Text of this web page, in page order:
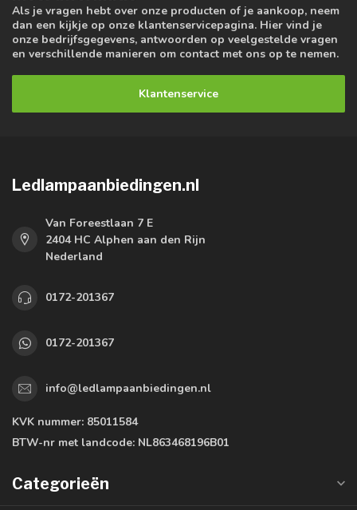
Als je vragen hebt over onze producten of je aankoop, neem
dan een kijkje op onze klantenservicepagina. Hier vind je
onze bedrijfsgegevens, antwoorden op veelgestelde vragen
en verschillende manieren om contact met ons op te nemen.
Klantenservice
Ledlampaanbiedingen.nl
Van Foreestlaan 7 E
2404 HC Alphen aan den Rijn
Nederland
0172-201367
0172-201367
info@ledlampaanbiedingen.nl
KVK nummer: 85011584
BTW-nr met landcode: NL863468196B01
Categorieën